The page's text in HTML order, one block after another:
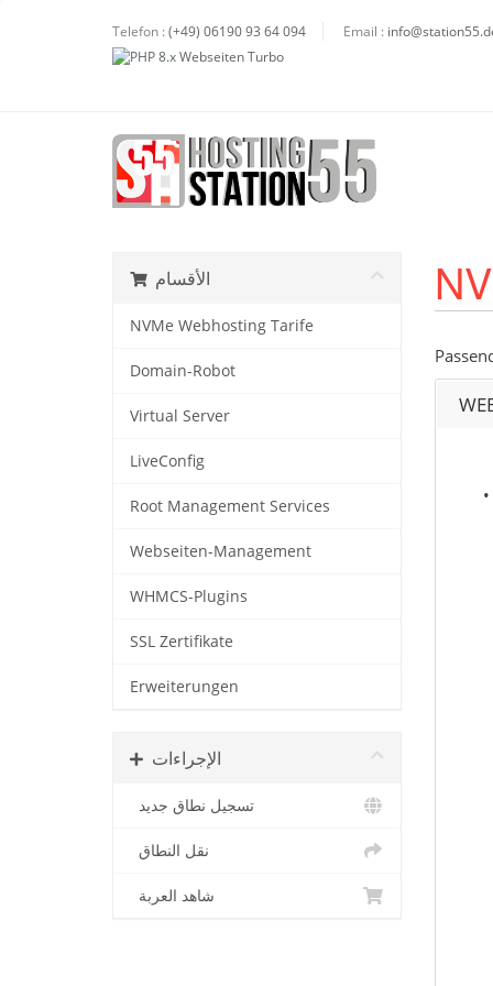
Telefon : (+49) 06190 93 64 094 Email :
الأقسام
NVMe Webhosting Tarife
Domain-Robot
Virtual Server
LiveConfig
Root Management Services
Webseiten-Management
WHMCS-Plugins
SSL Zertifikate
Erweiterungen
الإجراءات
تسجيل نطاق جديد
نقل النطاق
شاهد العربة